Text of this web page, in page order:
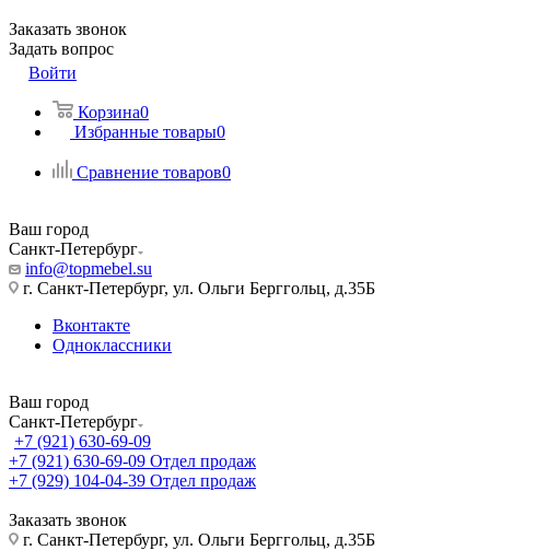
Заказать звонок
Задать вопрос
Войти
Корзина0
Избранные товары0
Сравнение товаров0
Ваш город
Санкт-Петербург
info@topmebel.su
г. Санкт-Петербург, ул. Ольги Берггольц, д.35Б
Вконтакте
Одноклассники
Ваш город
Санкт-Петербург
+7 (921) 630-69-09
+7 (921) 630-69-09 Отдел продаж
+7 (929) 104-04-39 Отдел продаж
Заказать звонок
г. Санкт-Петербург, ул. Ольги Берггольц, д.35Б